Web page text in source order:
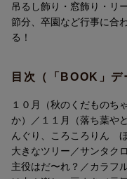
吊るし飾り・窓飾り・リ
節分、卒園など行事に合
る！
目次（「BOOK」デ
１０月（秋のくだもの
か）／１１月（落ち葉や
んぐり、ころころりん
大きなツリー／サンタク
主役はだ〜れ？／カラフ